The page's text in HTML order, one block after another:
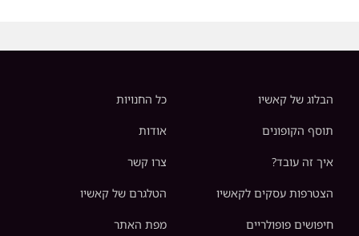
הבלוג של קאשיו כל החנויות
תוסף הקופונים אודות
איך זה עובד? צרו קשר
הצטרפות עסקים לקאשיו הטלגרם של קאשיו
חיפושים פופולריים מפת האתר